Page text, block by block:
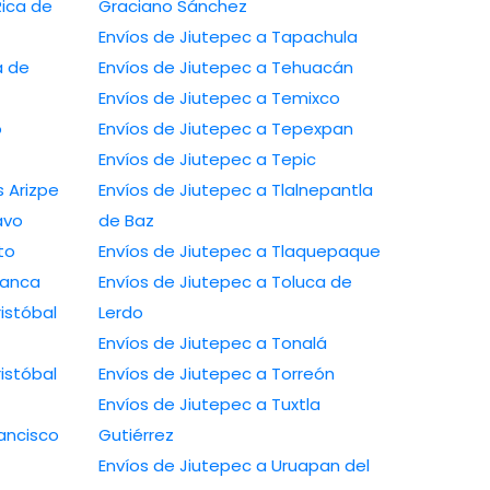
de
de
Arizpe
Graciano Sánchez
Envíos de Jiutepec a Tapachula
Envíos de Jiutepec a Tehuacán
Envíos de Jiutepec a Temixco
Envíos de Jiutepec a Tepexpan
Envíos de Jiutepec a Tepic
Envíos de Jiutepec a Tlalnepantla
de Baz
Envíos de Jiutepec a Tlaquepaque
Envíos de Jiutepec a Toluca de
Lerdo
Envíos de Jiutepec a Tonalá
Envíos de Jiutepec a Torreón
Envíos de Jiutepec a Tuxtla
Gutiérrez
Envíos de Jiutepec a Uruapan del